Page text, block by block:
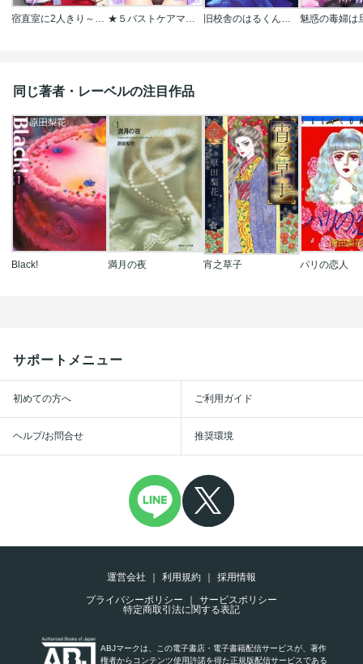
宿直室に2人きり～元ヤン教師はセックスもヤンチャでした｡ ★５バストケアマッサージをはじめます～あなたの悩みを解決する、噂のサロンのトロトロ施術 旧校舎のはるくん～二人きりの鬼ごっこ、しよう？
同じ著者・レーベルの注目作品
Black! 満月の夜 宵之草子 パリの恋人
サポートメニュー
初めての方へ ご利用ガイド
ヘルプ/お問合せ 推奨環境
運営会社 利用規約
採用情報
プライバシーポリシー
サービスポリシー
特定商取引法に関する表記
ABJマークは、この電子書店・電子書籍配信サービスが、著作
権者からコンテンツ使用許諾を得た正規版配信サービスである